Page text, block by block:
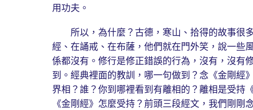
用功夫。
所以，為什麼？古德，寒山、拾得的故事很
經、在誦戒、在布薩，他們就在門外笑，說一些
係都沒有。修行是修正錯誤的行為，沒有，沒有
到。經典裡面的教訓，哪一句做到？念《金剛經
界相？誰？你到哪裡看到有離相的？離相是受持
《金剛經》怎麼受持？前頭三段經文，我們剛